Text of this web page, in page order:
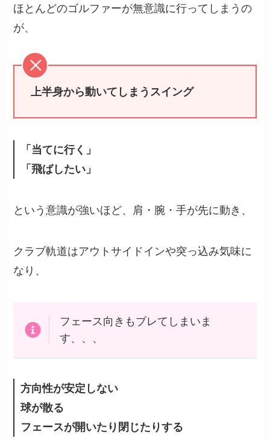
ほとんどのゴルファーが無意識に行ってしまうの
が、
上半身から動いてしまうスイング
「当てに行く」
「飛ばしたい」
という意識が強いほど、肩・腕・手が先に動き、
クラブ軌道はアウトサイドインや突っ込み気味に
なり、
フェース向きもブレてしまいま
す、、、
方向性が安定しない
球が散る
フェースが開いたり閉じたりする